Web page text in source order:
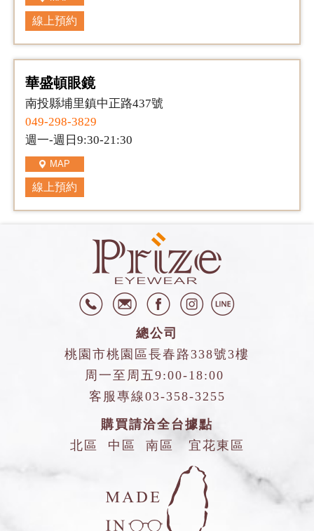
線上預約
華盛頓眼鏡
南投縣埔里鎮中正路437號
049-298-3829
週一-週日9:30-21:30
MAP
線上預約
總公司
桃園市桃園區長春路338號3樓
周一至周五9:00-18:00
客服專線03-358-3255
購買請洽全台據點
北區
中區 南區 宜花東區